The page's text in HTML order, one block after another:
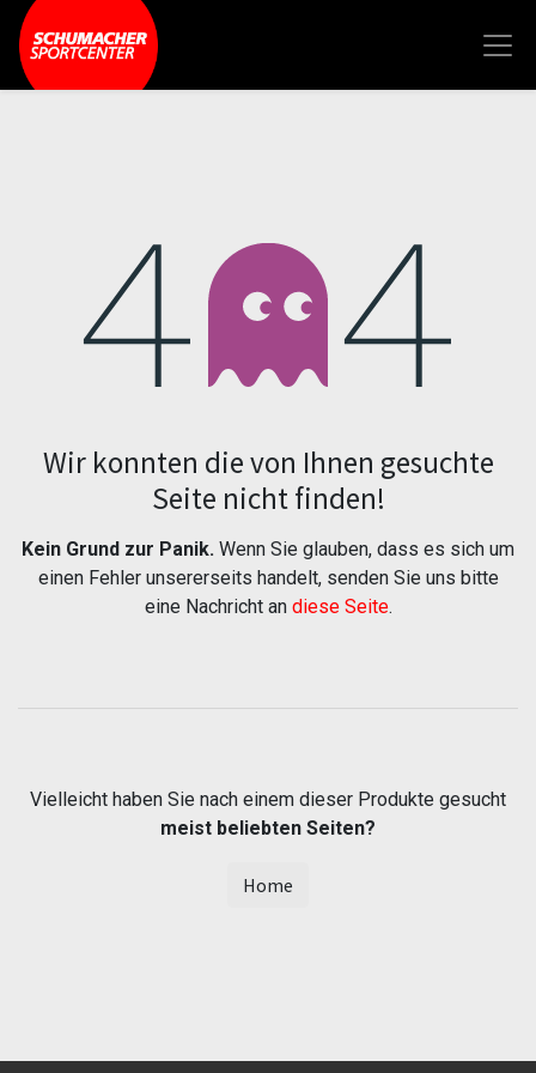
Fehler 404
Wir konnten die von Ihnen gesuchte
Seite nicht finden!
Kein Grund zur Panik. Wenn Sie glauben, dass es sich um
einen Fehler unsererseits handelt, senden Sie uns bitte
eine Nachricht an diese Seite.
Vielleicht haben Sie nach einem dieser Produkte gesucht
meist beliebten Seiten?
Home